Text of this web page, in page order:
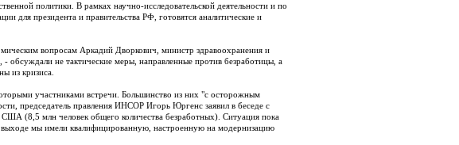
политики. В рамках научно-исследовательской деятельности и по
для президента и правительства РФ, готовятся аналитические и
вопросам Аркадий Дворкович, министр здравоохранения и
обсуждали не тактические меры, направленные против безработицы, а
из кризиса.
участниками встречи. Большинство из них "с осторожным
председатель правления ИНСОР Игорь Юргенс заявил в беседе с
(8,5 млн человек общего количества безработных). Ситуация пока
мы имели квалифицированную, настроенную на модернизацию